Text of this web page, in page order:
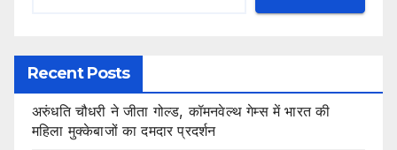
Recent Posts
अरुंधति चौधरी ने जीता गोल्ड, कॉमनवेल्थ गेम्स में भारत की
महिला मुक्केबाजों का दमदार प्रदर्शन